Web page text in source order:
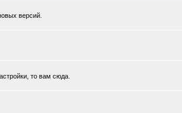
версий.
то вам сюда.